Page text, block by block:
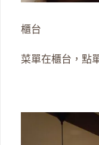
櫃台
菜單在櫃台，點